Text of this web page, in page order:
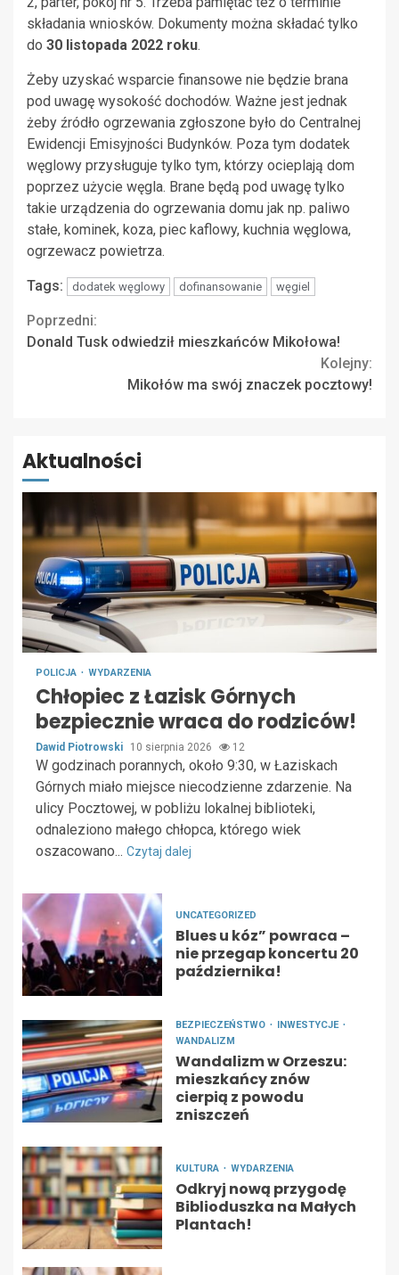
składania wniosków. Dokumenty można składać tylko
do 30 listopada 2022 roku.
Żeby uzyskać wsparcie finansowe nie będzie brana
pod uwagę wysokość dochodów. Ważne jest jednak
żeby źródło ogrzewania zgłoszone było do Centralnej
Ewidencji Emisyjności Budynków. Poza tym dodatek
węglowy przysługuje tylko tym, którzy ocieplają dom
poprzez użycie węgla. Brane będą pod uwagę tylko
takie urządzenia do ogrzewania domu jak np. paliwo
stałe, kominek, koza, piec kaflowy, kuchnia węglowa,
ogrzewacz powietrza.
Tags: dodatek węglowy dofinansowanie węgiel
Continue
Poprzedni:
Donald Tusk odwiedził mieszkańców Mikołowa!
Kolejny:
Mikołów ma swój znaczek pocztowy!
Aktualności
POLICJA WYDARZENIA
Chłopiec z Łazisk Górnych
bezpiecznie wraca do rodziców!
Dawid Piotrowski 10 sierpnia 2026 12
W godzinach porannych, około 9:30, w Łaziskach
Górnych miało miejsce niecodzienne zdarzenie. Na
ulicy Pocztowej, w pobliżu lokalnej biblioteki,
odnaleziono małego chłopca, którego wiek
oszacowano... Czytaj dalej
UNCATEGORIZED
Blues u kóz” powraca –
nie przegap koncertu 20
października!
BEZPIECZEŃSTWO
INWESTYCJE
WANDALIZM
Wandalizm w Orzeszu:
mieszkańcy znów
cierpią z powodu
zniszczeń
KULTURA WYDARZENIA
Odkryj nową przygodę
Biblioduszka na Małych
Plantach!